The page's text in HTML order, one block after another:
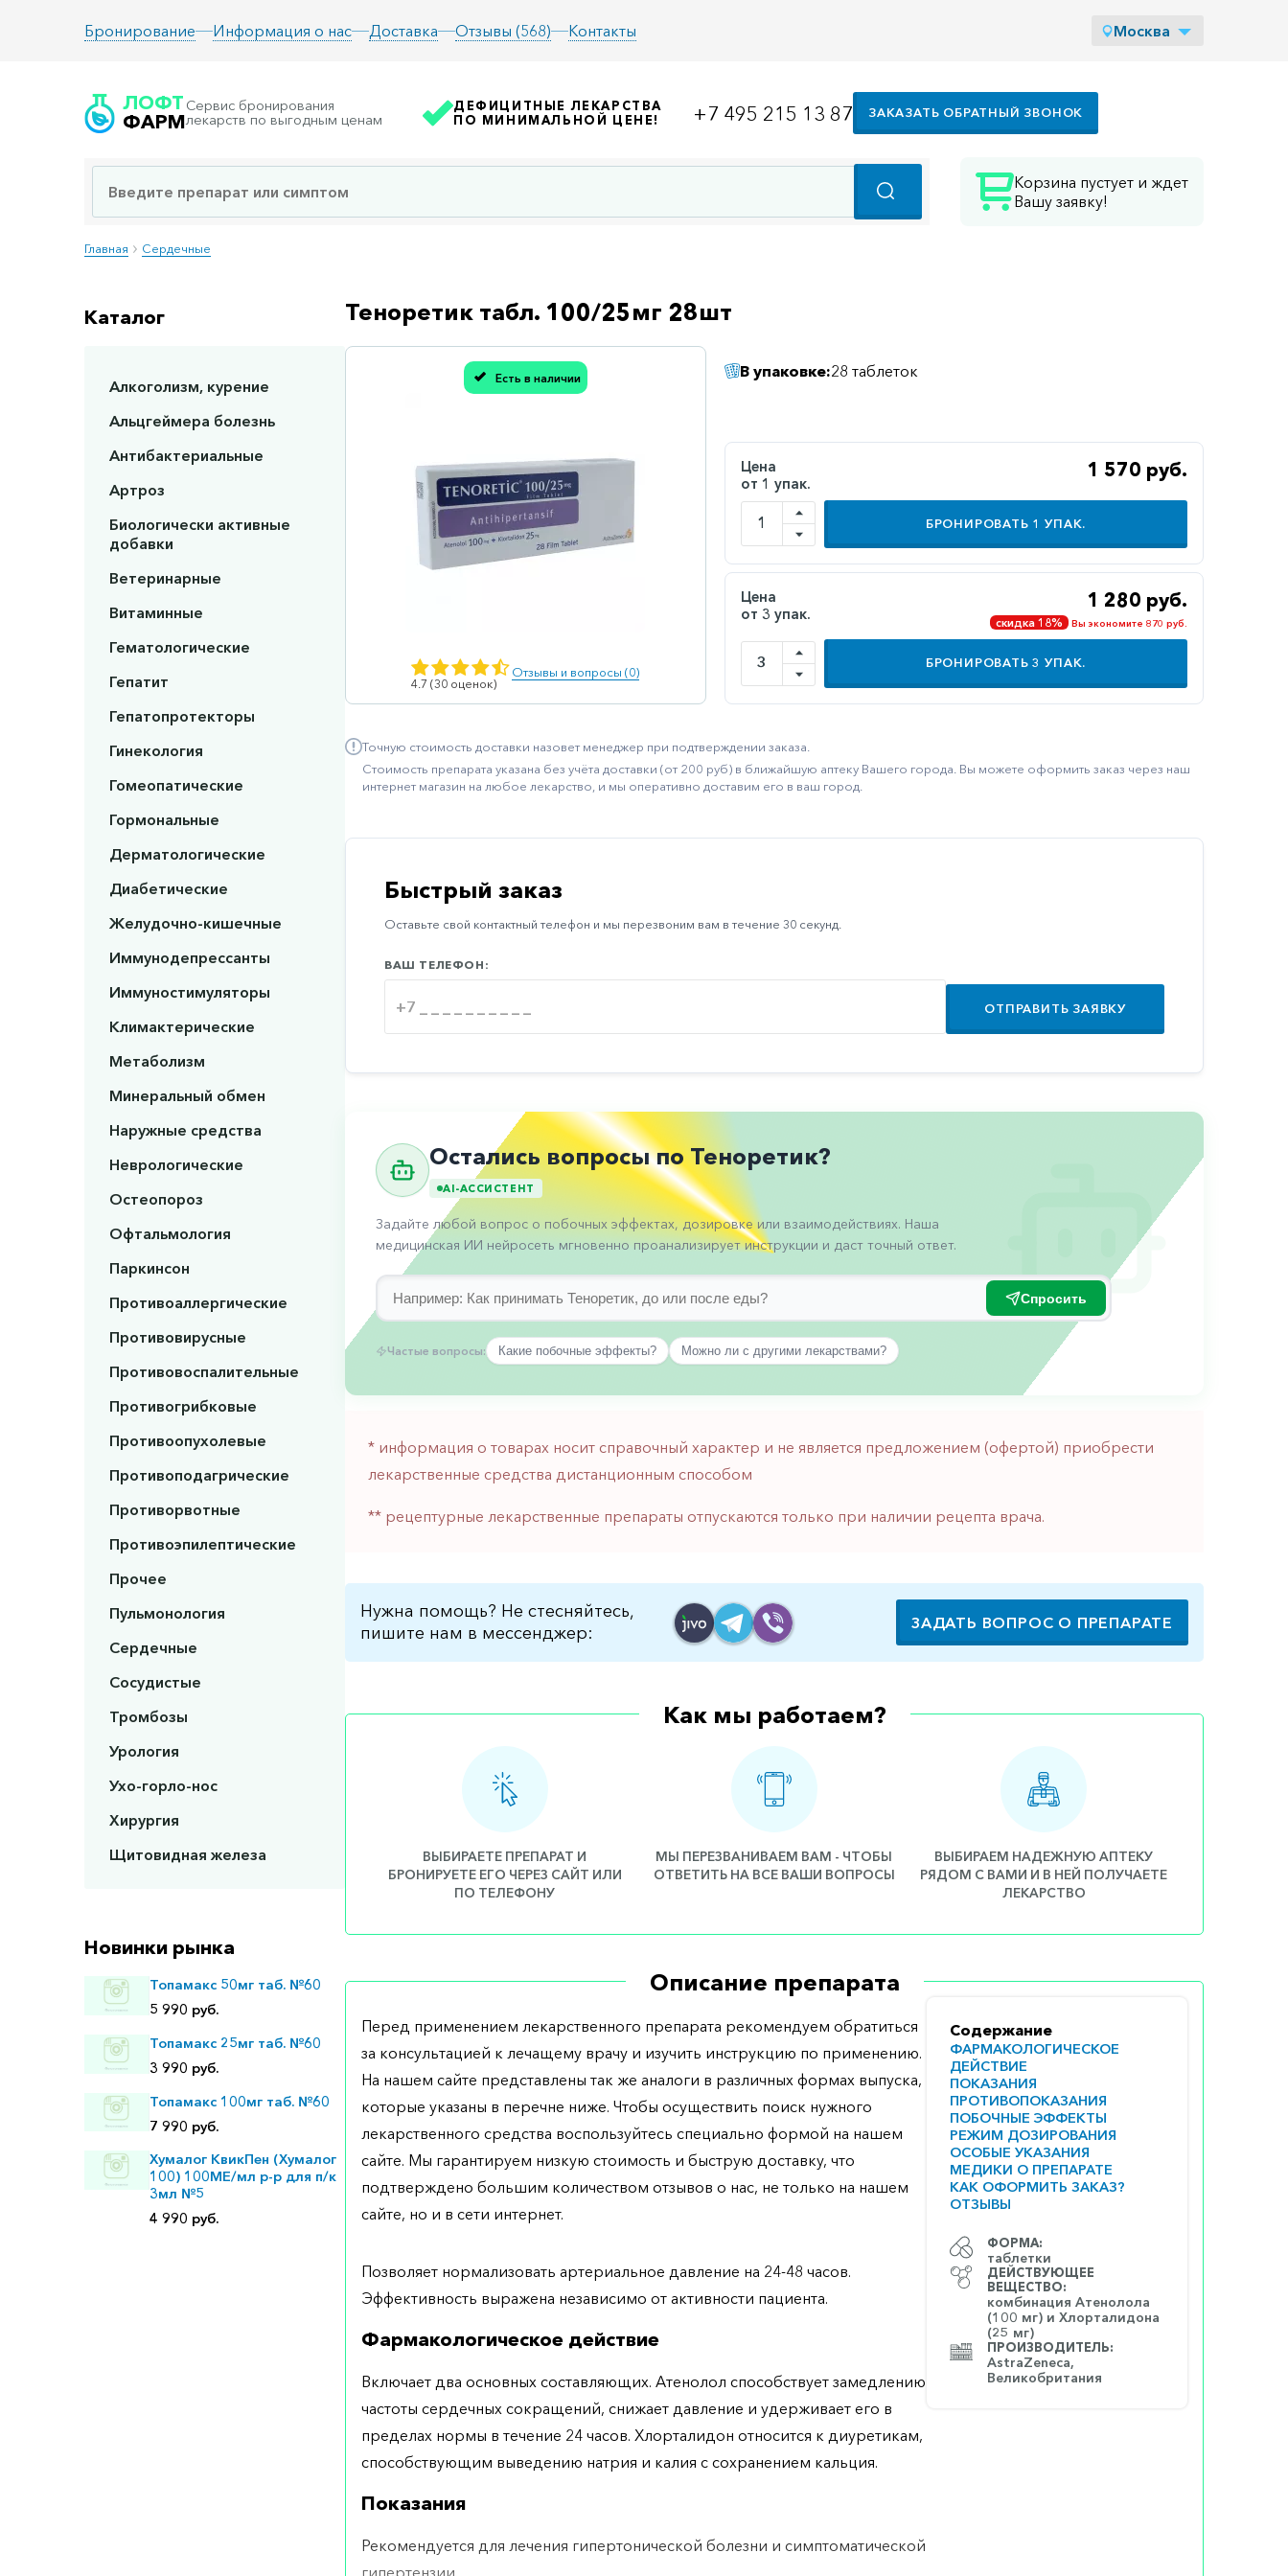
Бронирование Информация о нас Доставка Отзывы (568) Контакты Москва
ЛОФТ
ФАРМ
Сервис бронирования
лекарств по выгодным ценам
Корзина пустует и ждет
Вашу заявку!
ДЕФИЦИТНЫЕ ЛЕКАРСТВА
ПО МИНИМАЛЬНОЙ ЦЕНЕ!
+7 495 215 13 87 ЗАКАЗАТЬ ОБРАТНЫЙ ЗВОНОК
Главная Сердечные
Каталог
Алкоголизм, курение
Альцгеймера болезнь
Антибактериальные
Артроз
Биологически активные
добавки
Ветеринарные
Витаминные
Гематологические
Гепатит
Гепатопротекторы
Гинекология
Гомеопатические
Гормональные
Дерматологические
Диабетические
Желудочно-кишечные
Иммунодепрессанты
Иммуностимуляторы
Климактерические
Метаболизм
Минеральный обмен
Наружные средства
Неврологические
Остеопороз
Офтальмология
Паркинсон
Противоаллергические
Противовирусные
Противовоспалительные
Противогрибковые
Противоопухолевые
Противоподагрические
Противорвотные
Противоэпилептические
Прочее
Пульмонология
Сердечные
Сосудистые
Тромбозы
Урология
Ухо-горло-нос
Хирургия
Щитовидная железа
Новинки рынка
Топамакс 50мг таб. №60
5 990 руб.
Топамакс 25мг таб. №60
3 990 руб.
Топамакс 100мг таб. №60
7 990 руб.
Хумалог КвикПен (Хумалог
100) 100МЕ/мл р-р для п/к
3мл №5
4 990 руб.
Теноретик табл. 100/25мг 28шт
Есть в наличии
4.7 (30 оценок)
Отзывы и вопросы (0)
Спасибо, мы учли Вашу оценку!
В упаковке:28 таблеток
Цена
от 1 упак.
1 570 руб.
БРОНИРОВАТЬ 1 УПАК.
Цена
от 3 упак.
1 280 руб.
скидка 18% Вы экономите 870 руб.
БРОНИРОВАТЬ3 УПАК.
Точную стоимость доставки назовет менеджер при подтверждении заказа.
Стоимость препарата указана без учёта доставки (от 200 руб) в ближайшую аптеку Вашего города. Вы можете оформить заказ через наш
интернет магазин на любое лекарство, и мы оперативно доставим его в ваш город.
Быстрый заказ
Оставьте свой контактный телефон и мы перезвоним вам в течение 30 секунд.
ВАШ ТЕЛЕФОН:
ОТПРАВИТЬ ЗАЯВКУ
Остались вопросы по Теноретик?
AI-АССИСТЕНТ
Задайте любой вопрос о побочных эффектах, дозировке или взаимодействиях. Наша
медицинская ИИ нейросеть мгновенно проанализирует инструкции и даст точный ответ.
Спросить
Частые вопросы: Какие побочные эффекты? Можно ли с другими лекарствами?
* информация о товарах носит справочный характер и не является предложением (офертой) приобрести
лекарственные средства дистанционным способом
** рецептурные лекарственные препараты отпускаются только при наличии рецепта врача.
Нужна помощь? Не стесняйтесь,
пишите нам в мессенджер:
ЗАДАТЬ ВОПРОС О ПРЕПАРАТЕ
Как мы работаем?
ВЫБИРАЕТЕ ПРЕПАРАТ И
БРОНИРУЕТЕ ЕГО ЧЕРЕЗ САЙТ ИЛИ
ПО ТЕЛЕФОНУ
МЫ ПЕРЕЗВАНИВАЕМ ВАМ - ЧТОБЫ
ОТВЕТИТЬ НА ВСЕ ВАШИ ВОПРОСЫ
ВЫБИРАЕМ НАДЕЖНУЮ АПТЕКУ
РЯДОМ С ВАМИ И В НЕЙ ПОЛУЧАЕТЕ
ЛЕКАРСТВО
Описание препарата
Содержание
ФАРМАКОЛОГИЧЕСКОЕ
ДЕЙСТВИЕ
ПОКАЗАНИЯ
ПРОТИВОПОКАЗАНИЯ
ПОБОЧНЫЕ ЭФФЕКТЫ
РЕЖИМ ДОЗИРОВАНИЯ
ОСОБЫЕ УКАЗАНИЯ
МЕДИКИ О ПРЕПАРАТЕ
КАК ОФОРМИТЬ ЗАКАЗ?
ОТЗЫВЫ
ФОРМА:
таблетки
ДЕЙСТВУЮЩЕЕ
ВЕЩЕСТВО:
комбинация Атенолола
(100 мг) и Хлорталидона
(25 мг)
ПРОИЗВОДИТЕЛЬ:
AstraZeneca,
Великобритания
Перед применением лекарственного препарата рекомендуем обратиться
за консультацией к лечащему врачу и изучить инструкцию по применению.
На нашем сайте представлены так же аналоги в различных формах выпуска,
которые указаны в перечне ниже. Чтобы осуществить поиск нужного
лекарственного средства воспользуйтесь специально формой на нашем
сайте. Мы гарантируем низкую стоимость и быструю доставку, что
подтверждено большим количеством отзывов о нас, не только на нашем
сайте, но и в сети интернет.
Позволяет нормализовать артериальное давление на 24-48 часов.
Эффективность выражена независимо от активности пациента.
Фармакологическое действие
Включает два основных составляющих. Атенолол способствует замедлению
частоты сердечных сокращений, снижает давление и удерживает его в
пределах нормы в течение 24 часов. Хлорталидон относится к диуретикам,
способствующим выведению натрия и калия с сохранением кальция.
Показания
Рекомендуется для лечения гипертонической болезни и симптоматической